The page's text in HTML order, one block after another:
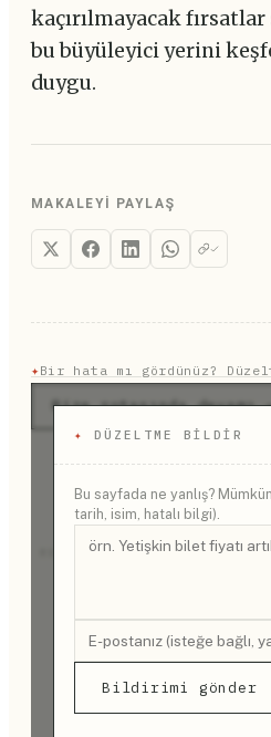
kaçırılmayacak
bu büyüleyici yerini
duygu.
MAKALEYI PAYLAŞ
✦Bir hata mı gördünüz?
✦ DÜZELTME BILDIR
Bu sayfada ne yanlış?
tarih, isim, hatalı bilgi).
Bildirimi gönder
Rize rotasında devamı
REKLAM